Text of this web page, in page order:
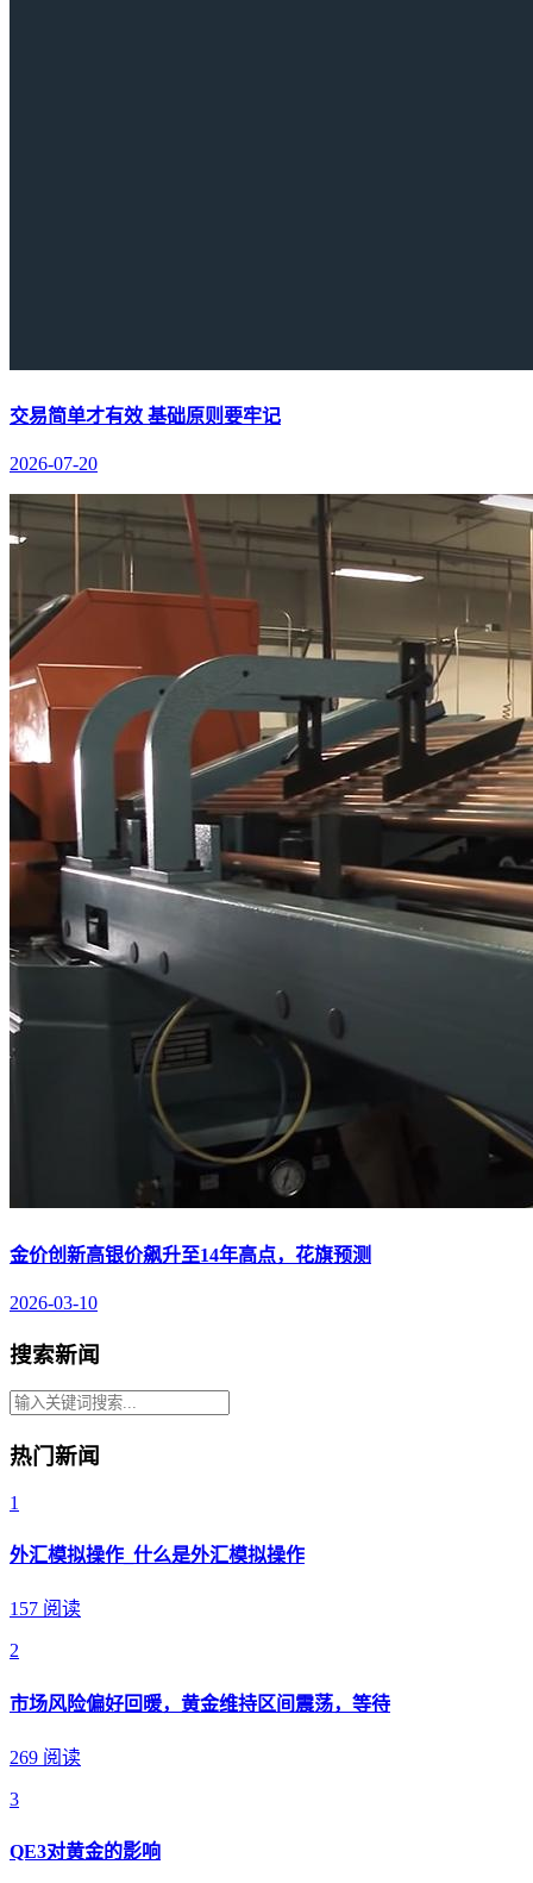
交易简单才有效 基础原则要牢记
2026-07-20
金价创新高银价飙升至14年高点，花旗预测
2026-03-10
搜索新闻
热门新闻
1
外汇模拟操作_什么是外汇模拟操作
157 阅读
2
市场风险偏好回暖，黄金维持区间震荡，等待
269 阅读
3
QE3对黄金的影响